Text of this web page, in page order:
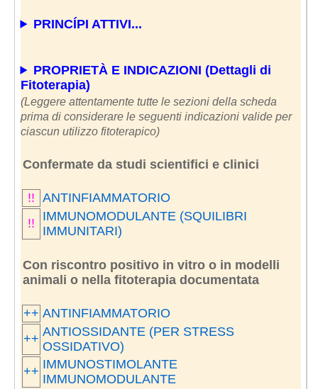
PRINCÍPI ATTIVI...
PROPRIETÀ E INDICAZIONI (Dettagli di
Fitoterapia)
(Leggere attentamente tutte le sezioni della scheda
prima di considerare le seguenti indicazioni valide per
ciascun utilizzo fitoterapico)
Confermate da studi scientifici e clinici
!! ANTINFIAMMATORIO
!!
IMMUNOMODULANTE (SQUILIBRI
IMMUNITARI)
Con riscontro positivo in vitro o in modelli
animali o nella fitoterapia documentata
++ ANTINFIAMMATORIO
++ ANTIOSSIDANTE (PER STRESS
OSSIDATIVO)
++ IMMUNOSTIMOLANTE
IMMUNOMODULANTE